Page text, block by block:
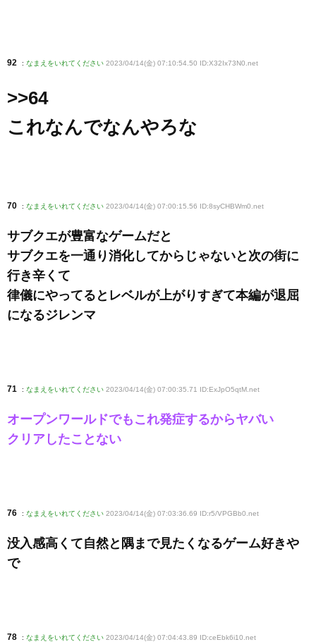
92 : なまえをいれてください 2023/04/14(金) 07:10:54.50 ID:X32Ix73N0.net
>>64
これなんでなんやろな
70 : なまえをいれてください 2023/04/14(金) 07:00:15.56 ID:8syCHBWm0 .net
サブクエが豊富なゲームだと
サブクエを一通り消化してからじゃないと次の街に
行き辛くて
律儀にやってるとレベルが上がりすぎて本編が退屈
になるジレンマ
71 : なまえをいれてください 2023/04/14(金) 07:00:35.71 ID:ExJpO5qtM .net
オープンワールドでもこれ発症するからヤバい
クリアしたことない
76 : なまえをいれてください 2023/04/14(金) 07:03:36.69 ID:r5/VPGBb0 .net
没入感高くて自然と隅まで見たくなるゲーム好きや
で
78 : なまえをいれてください 2023/04/14(金) 07:04:43.89 ID:ceEbk6i10 .net